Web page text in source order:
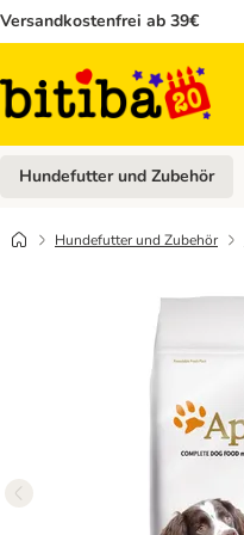
Versandkostenfrei ab 39€
Hundefutter und Zubehör
Hundefutter und Zubehör